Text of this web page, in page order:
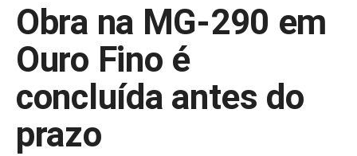
Obra na MG-290 em
Ouro Fino é
concluída antes do
prazo